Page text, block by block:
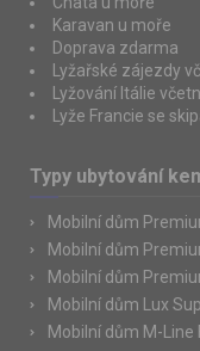
Karavan u moře
Doprava zdarma
Lyžařské zájezdy
Lyžování Itálie
Lyže Francie se
Typy ubytování
Mobilní dům
Mobilní dům
Mobilní dům
Mobilní dům Lux
Mobilní dům M-Line